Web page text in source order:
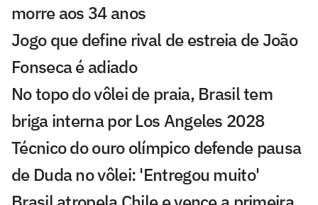
morre aos 34 anos
Jogo que define rival de estreia de João
Fonseca é adiado
No topo do vôlei de praia, Brasil tem
briga interna por Los Angeles 2028
Técnico do ouro olímpico defende pausa
de Duda no vôlei: 'Entregou muito'